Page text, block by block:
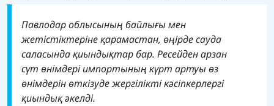
Павлодар облысының байлығы мен
жетістіктеріне қарамастан, өңірде сауда
саласында қиындықтар бар. Ресейден арзан
сүт өнімдері импортының күрт артуы өз
өнімдерін өткізуде жергілікті кәсіпкерлергі
қиындық әкелді.